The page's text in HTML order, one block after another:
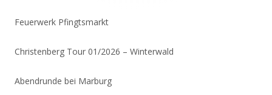
Feuerwerk Pfingtsmarkt
Christenberg Tour 01/2026 – Winterwald
Abendrunde bei Marburg